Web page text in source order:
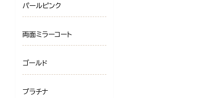
パールピンク
両面ミラーコート
ゴールド
プラチナ